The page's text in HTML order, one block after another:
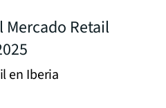
Mercado Retail
en Iberia